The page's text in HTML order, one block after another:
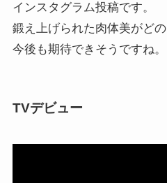
インスタグラム投稿です。
鍛え上げられた肉体美がど
今後も期待できそうですね。
TVデビュー